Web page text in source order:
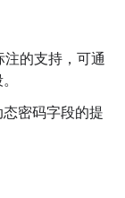
注的支持，可通
密码字段的提